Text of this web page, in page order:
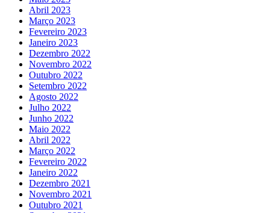
Abril 2023
Março 2023
Fevereiro 2023
Janeiro 2023
Dezembro 2022
Novembro 2022
Outubro 2022
Setembro 2022
Agosto 2022
Julho 2022
Junho 2022
Maio 2022
Abril 2022
Março 2022
Fevereiro 2022
Janeiro 2022
Dezembro 2021
Novembro 2021
Outubro 2021